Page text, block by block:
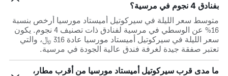
بفنادق 4 نجوم في مرسية؟
متوسط سعر الليلة في سيركوتيل أميستاد مورسيا أرخص بنسبة
16% عن الوسطي في مرسية لفنادق ذات تصنيف 4 نجوم. يكون
سعر الليلة في سيركوتيل أميستاد مورسيا عادة 316 ﷼، والتي
تعتبر صفقة جيدة لغرفة فندق عالية الجودة في مرسية.
ما مدى قرب سيركوتيل أميستاد مورسيا من أقرب مطار،